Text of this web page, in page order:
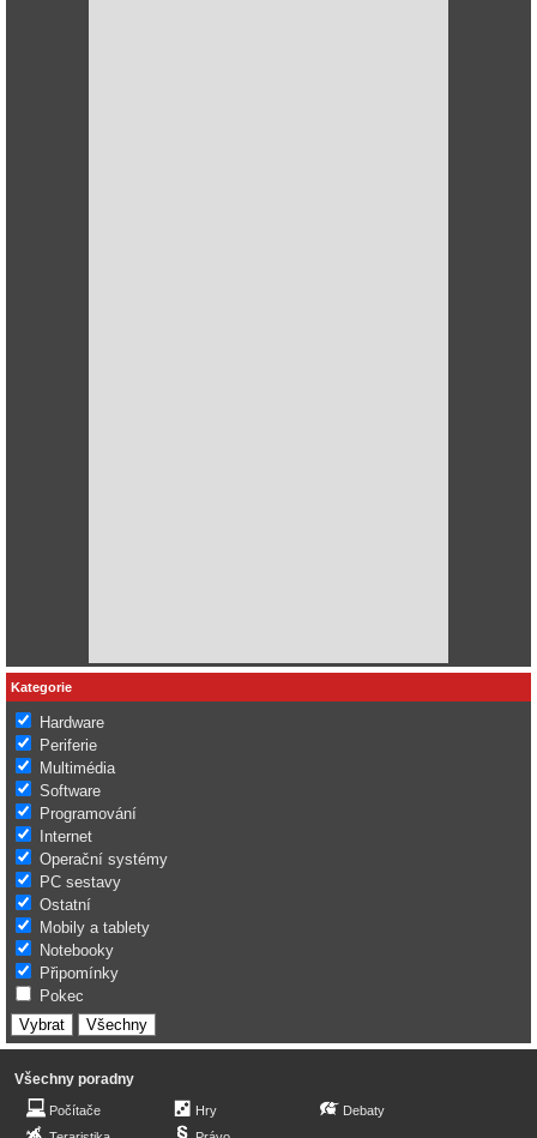
Kategorie
Hardware
Periferie
Multimédia
Software
Programování
Internet
Operační systémy
PC sestavy
Ostatní
Mobily a tablety
Notebooky
Připomínky
Pokec
Všechny poradny
Počítače
Hry
Debaty